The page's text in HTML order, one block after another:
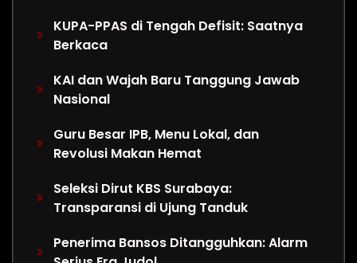
KUPA-PPAS di Tengah Defisit: Saatnya
Berkaca
KAI dan Wajah Baru Tanggung Jawab
Nasional
Guru Besar IPB, Menu Lokal, dan
Revolusi Makan Hemat
Seleksi Dirut KBS Surabaya:
Transparansi di Ujung Tanduk
Penerima Bansos Ditangguhkan: Alarm